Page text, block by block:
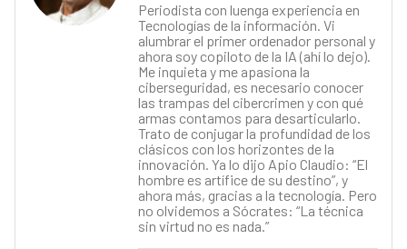
Periodista con luenga experiencia en
Tecnologías de la información. Vi
alumbrar el primer ordenador personal y
ahora soy copiloto de la IA (ahí lo dejo).
Me inquieta y me apasiona la
ciberseguridad, es necesario conocer
las trampas del cibercrimen y con qué
armas contamos para desarticularlo.
Trato de conjugar la profundidad de los
clásicos con los horizontes de la
innovación. Ya lo dijo Apio Claudio: “El
hombre es artífice de su destino”, y
ahora más, gracias a la tecnología. Pero
no olvidemos a Sócrates: “La técnica
sin virtud no es nada.”